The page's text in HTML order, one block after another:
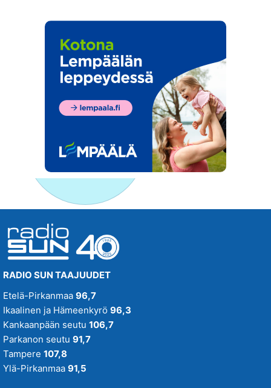
RADIO SUN TAAJUUDET
Etelä-Pirkanmaa 96,7
Ikaalinen ja Hämeenkyrö 96,3
Kankaanpään seutu 106,7
Parkanon seutu 91,7
Tampere 107,8
Ylä-Pirkanmaa 91,5